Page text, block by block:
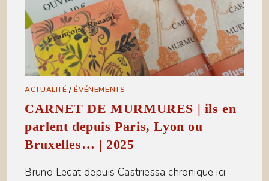
ACTUALITÉ /ÉVÉNEMENTS
CARNET DE MURMURES | ils en
parlent depuis Paris, Lyon ou
Bruxelles… | 2025
Bruno Lecat depuis Castriessa chronique ici